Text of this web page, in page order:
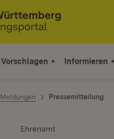
Vorschlagen Informieren
Meldungen Pressemitteilung
Ehrenamt